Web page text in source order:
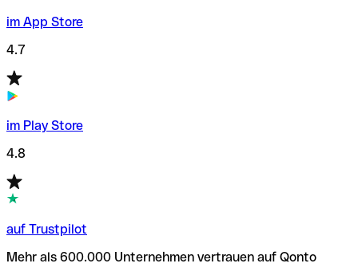
im App Store
4.7
im Play Store
4.8
auf Trustpilot
Mehr als 600.000 Unternehmen vertrauen auf Qonto